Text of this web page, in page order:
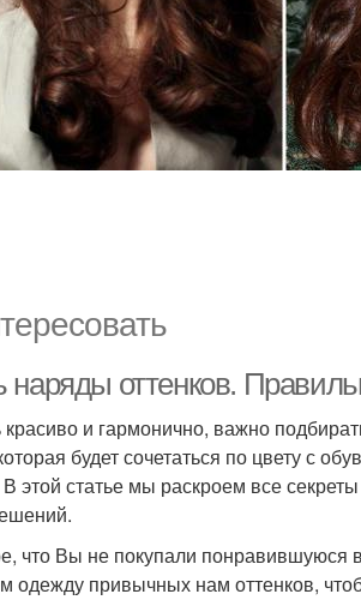
наряды оттенков.
и гармонично, важно
будет сочетаться по цвету с
В этой статье мы раскроем все
что Вы не покупали понравившуюся
одежду привычных нам оттенков,